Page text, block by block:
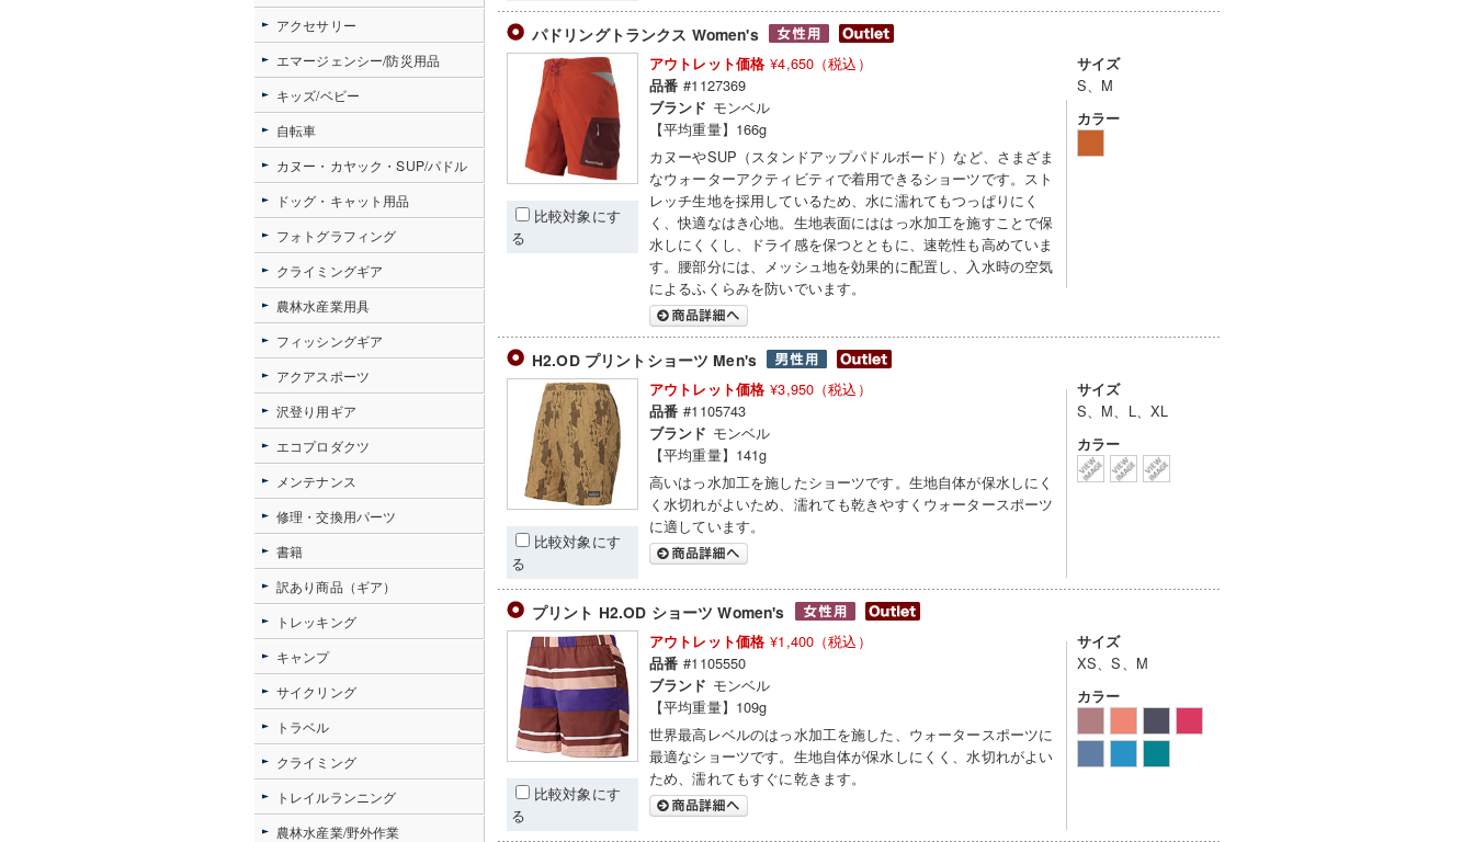
パドリングトランクス Women's
比較対象にす
る
アウトレット価格 ¥4,650（税込）
品番 #1127369
ブランド モンベル
【平均重量】166g
カヌーやSUP（スタンドアップパドルボード）など、さまざま
なウォーターアクティビティで着用できるショーツです。スト
レッチ生地を採用しているため、水に濡れてもつっぱりにく
く、快適なはき心地。生地表面にははっ水加工を施すことで保
水しにくくし、ドライ感を保つとともに、速乾性も高めていま
す。腰部分には、メッシュ地を効果的に配置し、入水時の空気
によるふくらみを防いでいます。
サイズ
S、M
カラー
H2.OD プリントショーツ Men's
比較対象にす
る
アウトレット価格 ¥3,950（税込）
品番 #1105743
ブランド モンベル
【平均重量】141g
高いはっ水加工を施したショーツです。生地自体が保水しにく
く水切れがよいため、濡れても乾きやすくウォータースポーツ
に適しています。
サイズ
S、M、L、XL
カラー
プリント H2.OD ショーツ Women's
比較対象にす
る
アウトレット価格 ¥1,400（税込）
品番 #1105550
ブランド モンベル
【平均重量】109g
世界最高レベルのはっ水加工を施した、ウォータースポーツに
最適なショーツです。生地自体が保水しにくく、水切れがよい
ため、濡れてもすぐに乾きます。
サイズ
XS、S、M
カラー
アクセサリー
エマージェンシー/防災用品
キッズ/ベビー
自転車
カヌー・カヤック・SUP/パドル
ドッグ・キャット用品
フォトグラフィング
クライミングギア
農林水産業用具
フィッシングギア
アクアスポーツ
沢登り用ギア
エコプロダクツ
メンテナンス
修理・交換用パーツ
書籍
訳あり商品（ギア）
トレッキング
キャンプ
サイクリング
トラベル
クライミング
トレイルランニング
農林水産業/野外作業